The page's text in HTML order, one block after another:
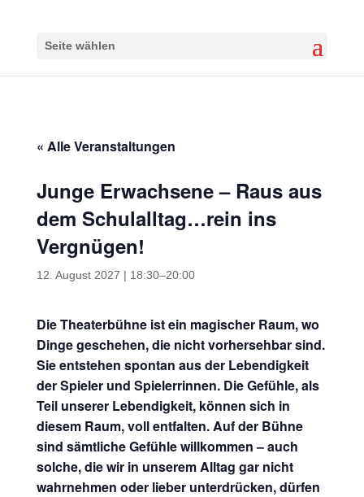
Seite wählen
« Alle Veranstaltungen
Junge Erwachsene – Raus aus
dem Schulalltag…rein ins
Vergnügen!
12. August 2027 | 18:30–20:00
Die Theaterbühne ist ein magischer Raum, wo
Dinge geschehen, die nicht vorhersehbar sind.
Sie entstehen spontan aus der Lebendigkeit
der Spieler und Spielerrinnen. Die Gefühle, als
Teil unserer Lebendigkeit, können sich in
diesem Raum, voll entfalten. Auf der Bühne
sind sämtliche Gefühle willkommen – auch
solche, die wir in unserem Alltag gar nicht
wahrnehmen oder lieber unterdrücken, dürfen